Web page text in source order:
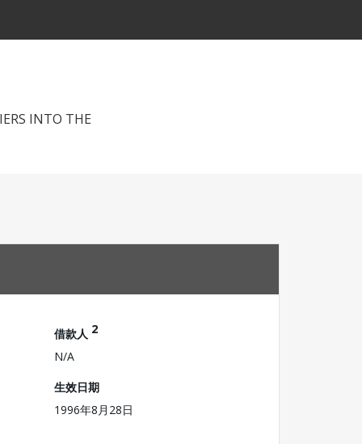
INTO THE
借款人 2
N/A
生效日期
1996年8月28日